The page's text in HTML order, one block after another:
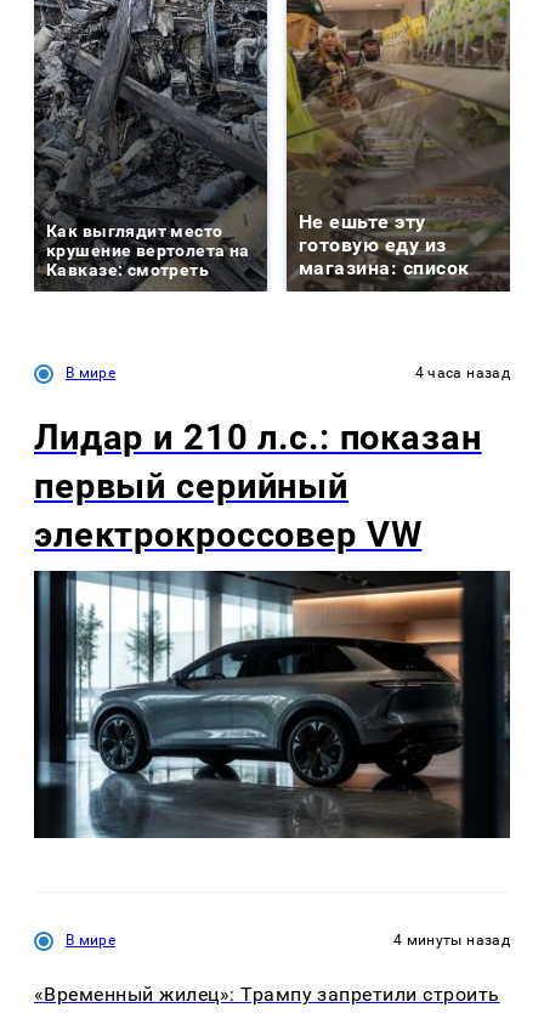
Как выглядит место
крушение вертолета на
Кавказе: смотреть
Не ешьте эту
готовую еду из
магазина: список
В мире 4 часа назад
Лидар и 210 л.с.: показан
первый серийный
электрокроссовер VW
В мире 4 минуты назад
«Временный жилец»: Трампу запретили строить